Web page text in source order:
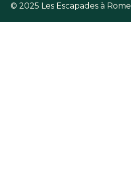
© 2025 Les Escapades à Rome